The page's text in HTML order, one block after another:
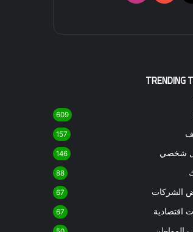
TRENDING
609
157
شخصي 146
88
الشركات 67
اقتصادية 67